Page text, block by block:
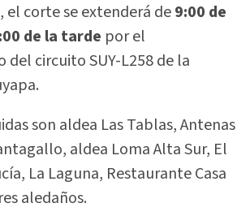
el corte se extenderá de9:00 de
de la tarde por el
circuito SUY-L258 de la
son aldea Las Tablas, Antenas
aldea Loma Alta Sur, El
La Laguna, Restaurante Casa
aledaños.